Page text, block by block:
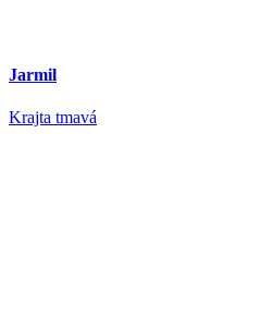
Jarmil
Krajta tmavá